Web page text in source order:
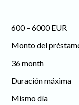
600 – 6000 EUR
Monto del
36 month
Duración máxima
Mismo día